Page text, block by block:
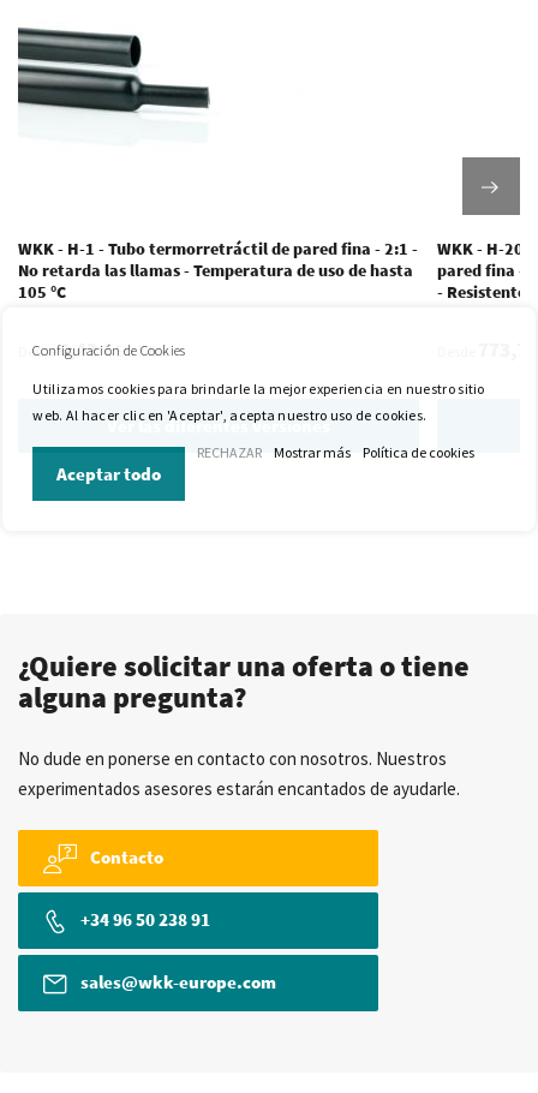
WKK - H-1 - Tubo termorretráctil de pared fina - 2:1 -
No retarda las llamas - Temperatura de uso de hasta
105 °C
Desde 0,42 €Excl. IVA
Ver las diferentes versiones
WKK - H-
pared fina -
- Resistente
¿Quiere solicitar una oferta o tiene
alguna pregunta?
No dude en ponerse en contacto con nosotros. Nuestros
experimentados asesores estarán encantados de ayudarle.
Contacto
+34 96 50 238 91
sales@wkk-europe.com
Configuración de Cookies
Utilizamos cookies para brindarle la mejor experiencia en nuestro sitio
web. Al hacer clic en 'Aceptar', acepta nuestro uso de cookies.
Aceptar todo
RECHAZAR Mostrar más Política de cookies